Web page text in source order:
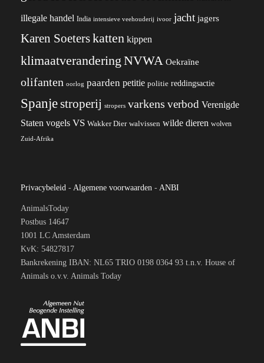
illegale handel India intensieve veehouderij ivoor jacht jagers
Karen Soeterskatten kippen
klimaatverandering NVWA Oekraïne
olifanten oorlog paarden petitie politie reddingsactie
Spanjestroperij stropers varkens verbod Verenigde
Staten vogels VS Wakker Dier walvissen wilde dieren wolven
Zuid-Afrika
Privacybeleid - Algemene voorwaarden - ANBI
AnimalsToday
Postbus 14647
1001 LC Amsterdam
KvK: 54827817
Bankrekening IBAN: NL65 TRIO 0198 0364 93 t.n.v. House of
Animals o.v.v. Animals Today